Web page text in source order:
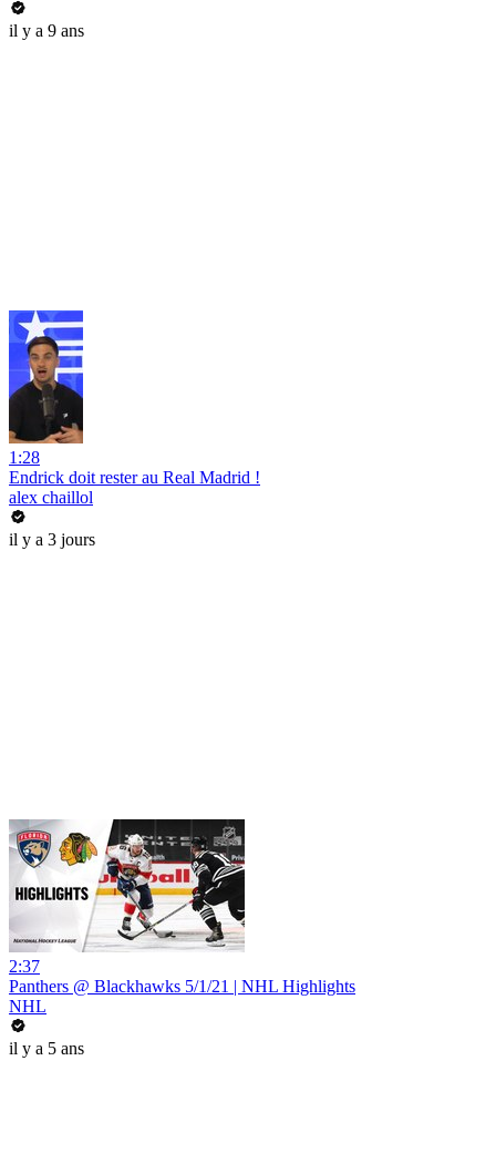
il y a 9 ans
1:28
Endrick doit rester au Real Madrid !
alex chaillol
il y a 3 jours
2:37
Panthers @ Blackhawks 5/1/21 | NHL Highlights
NHL
il y a 5 ans